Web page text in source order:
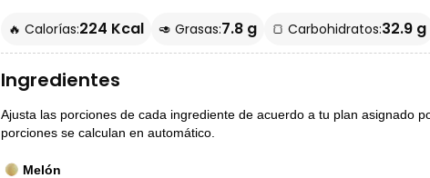
🔥 Calorías:224 Kcal 🥑 Grasas:7.8 g 🍞 Carbohidratos:32.9 g
Ingredientes
Ajusta las porciones de cada ingrediente de acuerdo a tu plan asignado
porciones se calculan en automático.
Melón